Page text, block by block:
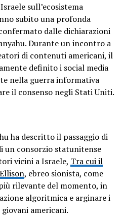
sull’ecosistema
subito una profonda
dalle dichiarazioni
Durante un incontro a
di contenuti americani, il
definito i social media
nella guerra informativa
il consenso negli Stati Uniti.
ha descritto il passaggio di
consorzio statunitense
vicini a Israele, Tra cui il
, ebreo sionista, come
rilevante del momento, in
algoritmica e arginare i
americani.